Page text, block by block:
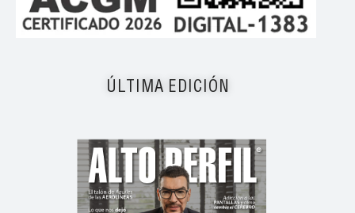
ÚLTIMA EDICIÓN